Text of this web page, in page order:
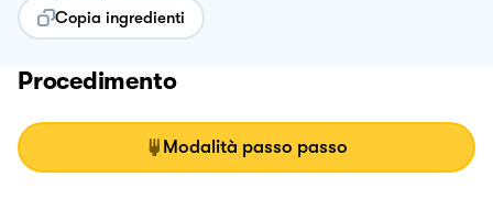
Copia ingredienti
Procedimento
Modalità passo passo